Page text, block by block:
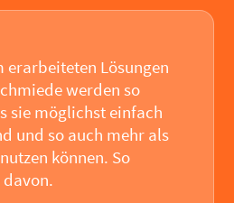
erarbeiteten Lösungen
werden so
sie möglichst einfach
und so auch mehr als
können. So